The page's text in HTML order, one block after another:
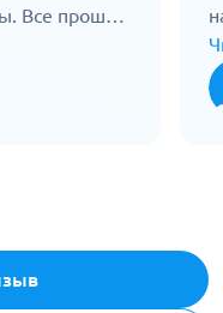
Все прошло
Это
за